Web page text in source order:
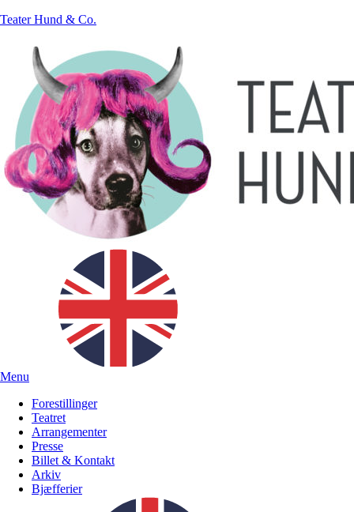
Teater Hund & Co.
Menu
Forestillinger
Teatret
Arrangementer
Presse
Billet & Kontakt
Arkiv
Bjæfferier